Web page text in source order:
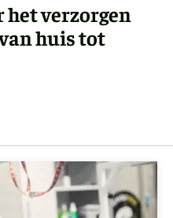
het verzorgen
huis tot